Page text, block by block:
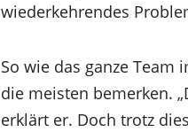
wiederkehrendes
So wie das ganze
die meisten bemerken.
erklärt er. Doch trotz